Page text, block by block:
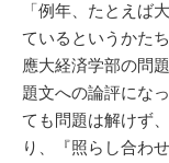
「例年、たとえば
ているというかた
應大経済学部の問
題文への論評にな
ても問題は解けず
り、『照らし合わ